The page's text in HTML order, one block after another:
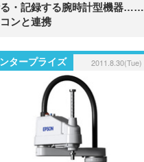
・記録する腕時計型機器
ンと連携
タープライズ 2011.8.30(Tue)